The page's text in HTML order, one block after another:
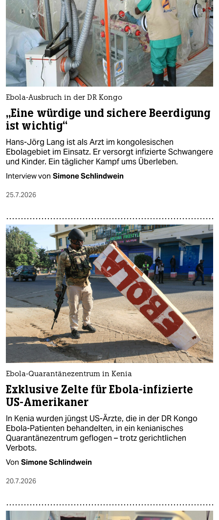
Ebola-Ausbruch in der DR Kongo
„Eine würdige und sichere Beerdigung
ist wichtig“
Hans-Jörg Lang ist als Arzt im kongolesischen
Ebolagebiet im Einsatz. Er versorgt infizierte Schwangere
und Kinder. Ein täglicher Kampf ums Überleben.
Interview von Simone Schlindwein
25.7.2026
Ebola-Quarantänezentrum in Kenia
Exklusive Zelte für Ebola-infizierte
US-Amerikaner
In Kenia wurden jüngst US-Ärzte, die in der DR Kongo
Ebola-Patienten behandelten, in ein kenianisches
Quarantänezentrum geflogen – trotz gerichtlichen
Verbots.
Von Simone Schlindwein
20.7.2026